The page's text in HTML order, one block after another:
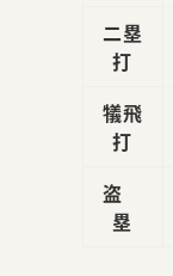
二塁
打
犠飛
打
盗
塁